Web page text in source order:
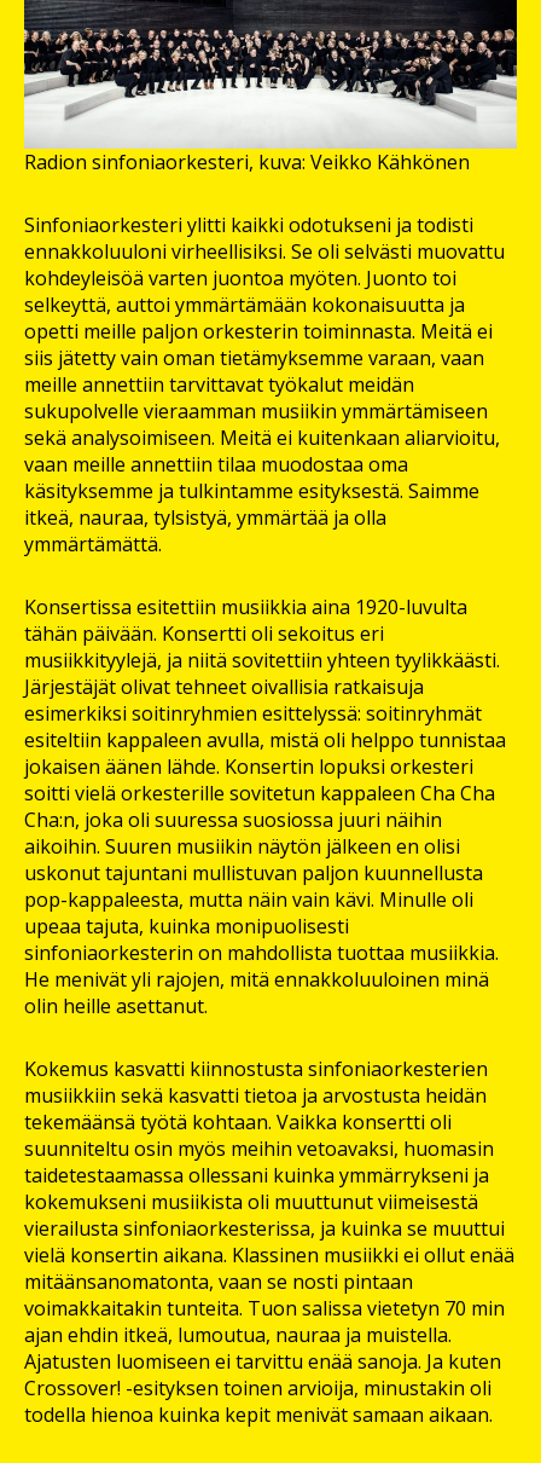
Radion sinfoniaorkesteri, kuva: Veikko Kähkönen
Sinfoniaorkesteri ylitti kaikki odotukseni ja todisti
ennakkoluuloni virheellisiksi. Se oli selvästi muovattu
kohdeyleisöä varten juontoa myöten. Juonto toi
selkeyttä, auttoi ymmärtämään kokonaisuutta ja
opetti meille paljon orkesterin toiminnasta. Meitä ei
siis jätetty vain oman tietämyksemme varaan, vaan
meille annettiin tarvittavat työkalut meidän
sukupolvelle vieraamman musiikin ymmärtämiseen
sekä analysoimiseen. Meitä ei kuitenkaan aliarvioitu,
vaan meille annettiin tilaa muodostaa oma
käsityksemme ja tulkintamme esityksestä. Saimme
itkeä, nauraa, tylsistyä, ymmärtää ja olla
ymmärtämättä.
Konsertissa esitettiin musiikkia aina 1920-luvulta
tähän päivään. Konsertti oli sekoitus eri
musiikkityylejä, ja niitä sovitettiin yhteen tyylikkäästi.
Järjestäjät olivat tehneet oivallisia ratkaisuja
esimerkiksi soitinryhmien esittelyssä: soitinryhmät
esiteltiin kappaleen avulla, mistä oli helppo tunnistaa
jokaisen äänen lähde. Konsertin lopuksi orkesteri
soitti vielä orkesterille sovitetun kappaleen Cha Cha
Cha:n, joka oli suuressa suosiossa juuri näihin
aikoihin. Suuren musiikin näytön jälkeen en olisi
uskonut tajuntani mullistuvan paljon kuunnellusta
pop-kappaleesta, mutta näin vain kävi. Minulle oli
upeaa tajuta, kuinka monipuolisesti
sinfoniaorkesterin on mahdollista tuottaa musiikkia.
He menivät yli rajojen, mitä ennakkoluuloinen minä
olin heille asettanut.
Kokemus kasvatti kiinnostusta sinfoniaorkesterien
musiikkiin sekä kasvatti tietoa ja arvostusta heidän
tekemäänsä työtä kohtaan. Vaikka konsertti oli
suunniteltu osin myös meihin vetoavaksi, huomasin
taidetestaamassa ollessani kuinka ymmärrykseni ja
kokemukseni musiikista oli muuttunut viimeisestä
vierailusta sinfoniaorkesterissa, ja kuinka se muuttui
vielä konsertin aikana. Klassinen musiikki ei ollut enää
mitäänsanomatonta, vaan se nosti pintaan
voimakkaitakin tunteita. Tuon salissa vietetyn 70 min
ajan ehdin itkeä, lumoutua, nauraa ja muistella.
Ajatusten luomiseen ei tarvittu enää sanoja. Ja kuten
Crossover! -esityksen toinen arvioija, minustakin oli
todella hienoa kuinka kepit menivät samaan aikaan.